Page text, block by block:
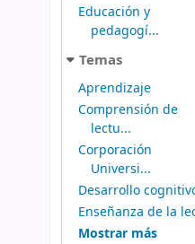
Educación y
pedagogí...
Temas
Aprendizaje
Comprensión de
lectu...
Corporación
Universi...
Desarrollo
Enseñanza de la
Mostrar más